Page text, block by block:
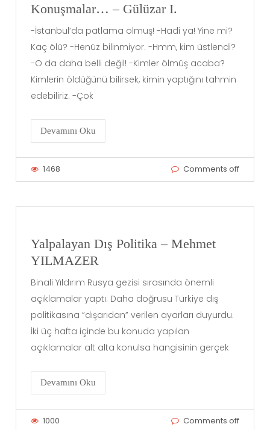
Konuşmalar… – Gülüzar I.
-İstanbul’da patlama olmuş! -Hadi ya! Yine mi?
Kaç ölü? -Henüz bilinmiyor. -Hmm, kim üstlendi?
-O da daha belli değil! -Kimler ölmüş acaba?
Kimlerin öldüğünü bilirsek, kimin yaptığını tahmin
edebiliriz. -Çok
Devamını Oku
1468 Comments off
Yalpalayan Dış Politika – Mehmet
YILMAZER
Binali Yıldırım Rusya gezisi sırasında önemli
açıklamalar yaptı. Daha doğrusu Türkiye dış
politikasına “dışarıdan” verilen ayarları duyurdu.
İki üç hafta içinde bu konuda yapılan
açıklamalar alt alta konulsa hangisinin gerçek
Devamını Oku
1000 Comments off